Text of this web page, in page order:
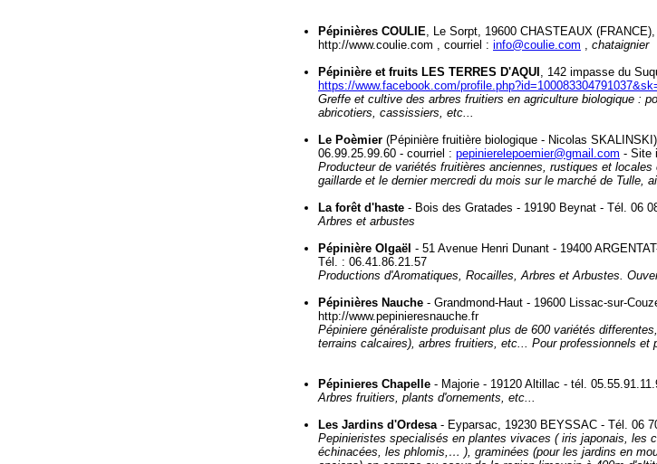
Pépinières COULIE , Le Sorpt, 19600 CHASTEAUX
http://www.coulie.com , courriel : info@coulie.com
chataignier
Pépinière et fruits LES TERRES D'AQUI , 142 impasse du
https://www.facebook.com/
Greffe et cultive des arbres fruitiers en agriculture biologique :
abricotiers, cassissiers, etc...
Le Poèmier (Pépinière fruitière biologique - Nicolas
06.99.25.99.60 - courriel : pepinierelepoemier@gmail.com - Site
Producteur de variétés fruitières anciennes, rustiques et locales
gaillarde et le dernier mercredi du mois sur le marché de Tulle,
La forêt d'haste - Bois des Gratades - 19190 Beynat - Tél. 06
Arbres et arbustes
Pépinière Olgaël - 51 Avenue Henri Dunant - 19400
Tél. : 06.41.86.21.57
Productions d'Aromatiques, Rocailles, Arbres et Arbustes.
Pépinières Nauche - Grandmond-Haut - 19600 Lissac-sur-
http://www.pepinieresnauche.fr
Pépiniere généraliste produisant plus de 600 variétés
terrains calcaires), arbres fruitiers, etc... Pour professionnels et
Pépinieres Chapelle - Majorie - 19120 Altillac - tél.
Arbres fruitiers, plants d'ornements, etc...
Les Jardins d'Ordesa - Eyparsac, 19230 BEYSSAC - Tél. 06
Pepinieristes specialisés en plantes vivaces ( iris japonais, les
échinacées, les phlomis,… ), graminées (pour les jardins en